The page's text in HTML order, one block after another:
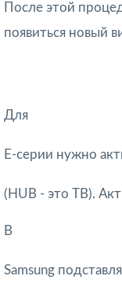
После этой
появиться новый
Для
Е-серии нужно
(HUB - это ТВ).
В
Samsung